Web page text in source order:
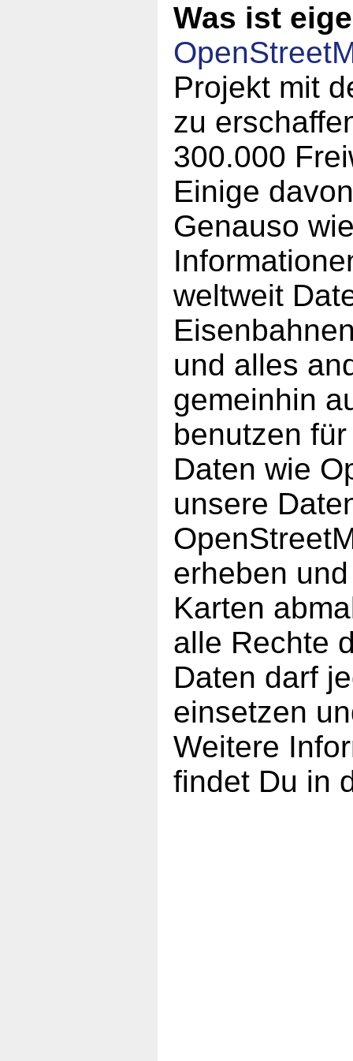
Was ist
Projekt mit
zu
300.000
Einige
Genauso
weltweit
und alles
gemeinhin
benutzen
Daten wie
unsere
erheben
Karten
alle Rechte
Daten darf
einsetzen
Weitere
findet Du in